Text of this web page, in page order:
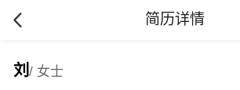
简历详情
刘 / 女士